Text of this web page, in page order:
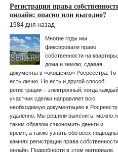
Регистрация права
онлайн: опасно или выгодно?
1984 дня назад
Многие годы мы
фиксировали право
собственности на квартиры,
дома и землю, сдавая
документы в «окошечко» Росреестра. То
есть лично. Но есть и другой способ
регистрации – электронный, когда каждый
участник сделки направляет всю
необходимую документацию в Росреестр
удаленно. Мы решили выяснить, можно
таким образом сэкономить деньги и
время, а также узнать обо всех
камнях регистрации права собственности
онлайн. Подробности в этом материале.